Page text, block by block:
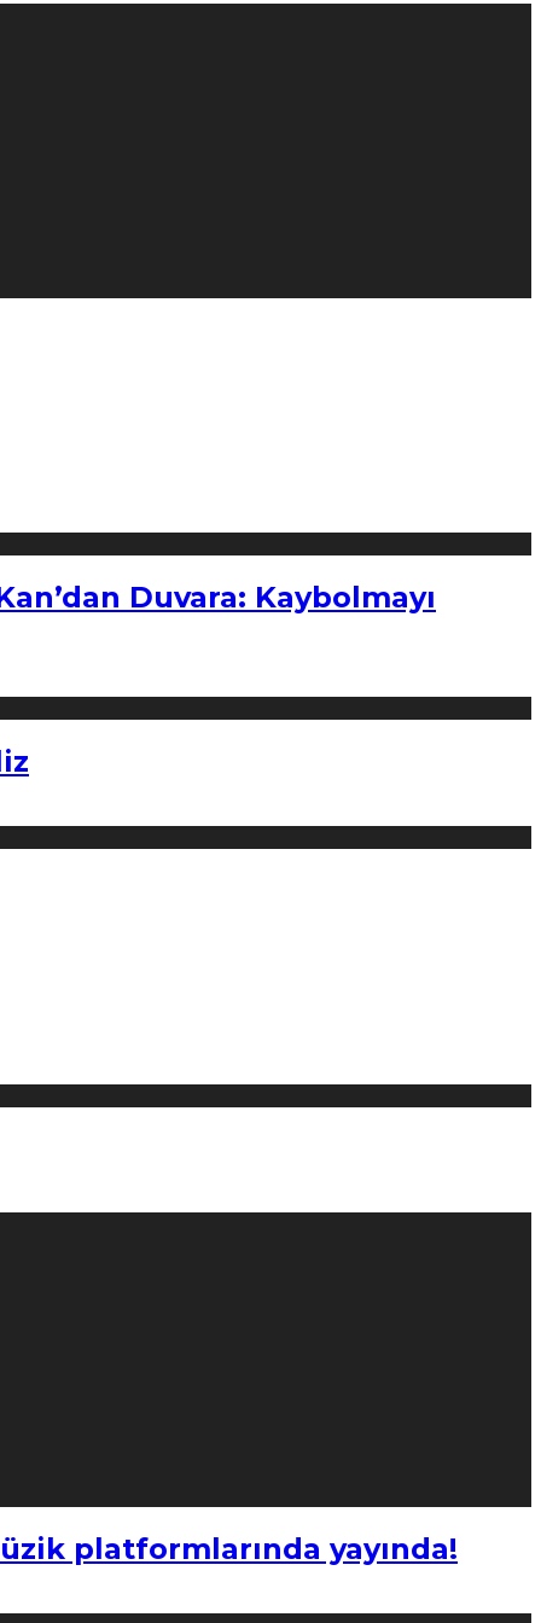
Duvara: Kaybolmayı
platformlarında yayında!